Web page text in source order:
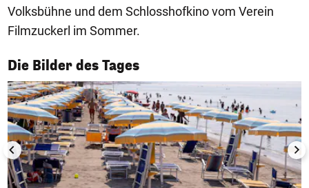
Volksbühne und dem Schlosshofkino vom Verein
Filmzuckerl im Sommer.
Die Bilder des Tages
1/50